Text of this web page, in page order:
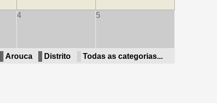
4 5
Arouca Distrito Todas as categorias...